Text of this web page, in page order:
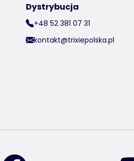
Dystrybucja
+48 52 381 07 31
kontakt@trixiepolska.pl
znajdź nas na